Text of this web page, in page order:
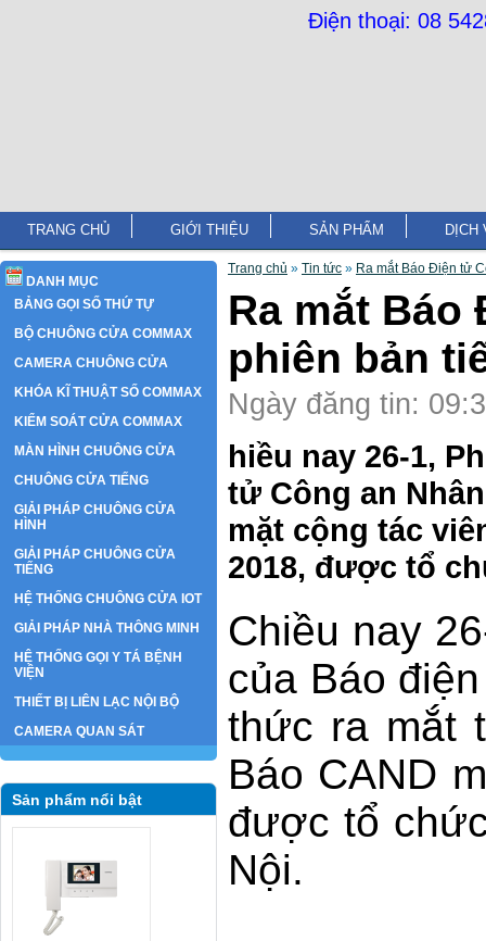
Điện thoại: 08
TRANG CHỦ GIỚI THIỆU SẢN PHẨM DỊCH
DANH MỤC
BẢNG GỌI SỐ THỨ TỰ
BỘ CHUÔNG CỬA COMMAX
CAMERA CHUÔNG CỬA
KHÓA KĨ THUẬT SỐ COMMAX
KIỂM SOÁT CỬA COMMAX
MÀN HÌNH CHUÔNG CỬA
CHUÔNG CỬA TIẾNG
GIẢI PHÁP CHUÔNG CỬA
HÌNH
GIẢI PHÁP CHUÔNG CỬA
TIẾNG
HỆ THỐNG CHUÔNG CỬA IOT
GIẢI PHÁP NHÀ THÔNG MINH
HỆ THỐNG GỌI Y TÁ BỆNH
VIỆN
THIẾT BỊ LIÊN LẠC NỘI BỘ
CAMERA QUAN SÁT
Sản phẩm nổi bật
Trang chủ » Tin tức » Ra mắt Báo Điện tử
Ra mắt Báo
phiên bản
Ngày đăng tin:
hiều nay 26-1,
tử Công an
mặt cộng tác
2018, được tổ
Chiều nay
của Báo
thức ra mắt
Báo CAND
được tổ
Nội.